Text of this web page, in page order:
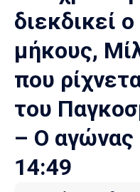
διεκδικεί
μήκους,
που
του
– Ο αγώνας
14:49